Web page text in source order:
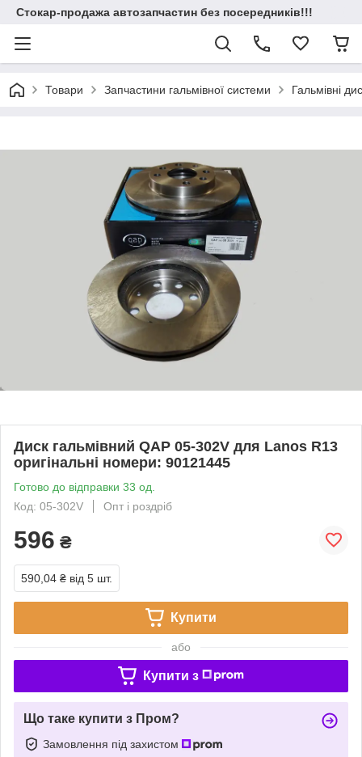
Стокар-продажа автозапчастин без посередників!!!
Товари Запчастини гальмівної системи Гальмівні
Диск гальмівний QAP 05-302V для Lanos R13
оригінальні номери: 90121445
Готово до відправки 33 од.
Код: 05-302V
Опт і роздріб
596 ₴
590,04 ₴ від 5 шт.
Купити
або
Купити з
Що таке купити з Пром?
Замовлення під захистом